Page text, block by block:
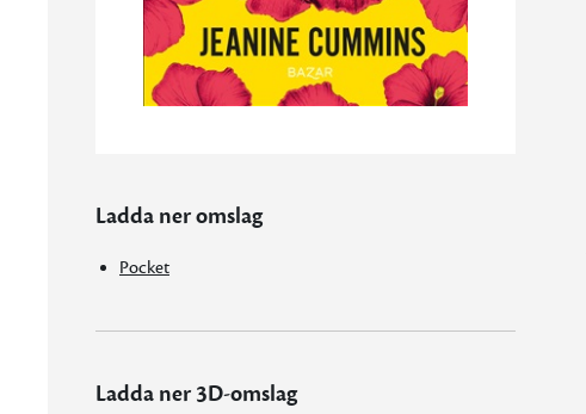
Ladda ner omslag
Pocket
Ladda ner 3D-omslag